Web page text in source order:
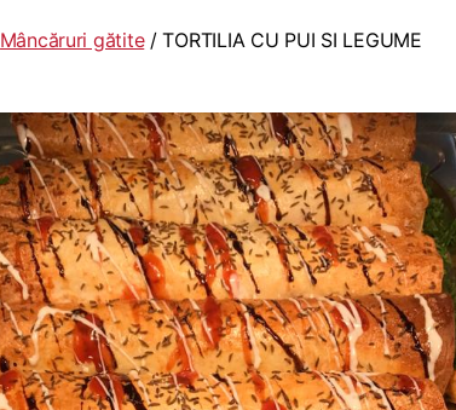
Mâncăruri gătite/ TORTILIA CU PUI SI LEGUME